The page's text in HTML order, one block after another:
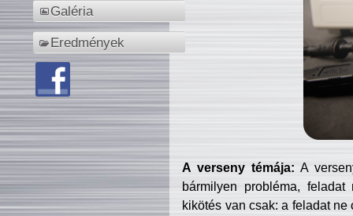
Galéria
Eredmények
A verseny témája: A
bármilyen probléma, feladat
kikötés van csak: a feladat